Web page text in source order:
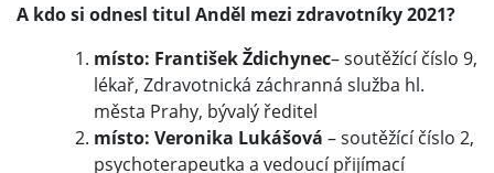
A kdo si odnesl titul Anděl mezi zdravotníky 2021?
místo: František Ždichynec– soutěžící číslo 9,
lékař, Zdravotnická záchranná služba hl.
města Prahy, bývalý ředitel
místo: Veronika Lukášová – soutěžící číslo 2,
psychoterapeutka a vedoucí přijímací